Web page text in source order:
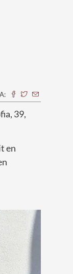
39,
en